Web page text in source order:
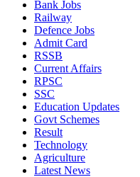
Bank Jobs
Railway
Defence Jobs
Admit Card
RSSB
Current Affairs
RPSC
SSC
Education Updates
Govt Schemes
Result
Technology
Agriculture
Latest News